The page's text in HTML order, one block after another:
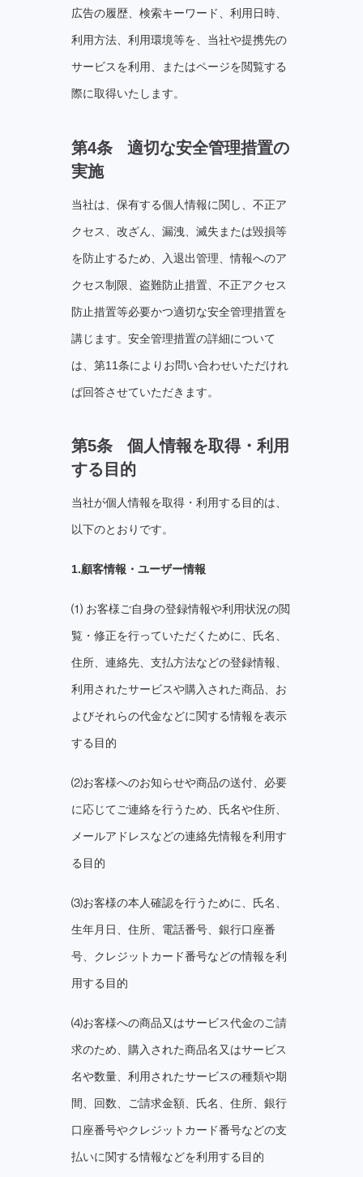
広告の履歴、検索キーワード、利⽤⽇時、
利⽤⽅法、利⽤環境等を、当社や提携先の
サービスを利⽤、またはページを閲覧する
際に取得いたします。
第4条 適切な安全管理措置の
実施
当社は、保有する個人情報に関し、不正ア
クセス、改ざん、漏洩、滅失または毀損等
を防止するため、入退出管理、情報へのア
クセス制限、盗難防止措置、不正アクセス
防止措置等必要かつ適切な安全管理措置を
講じます。安全管理措置の詳細について
は、第11条によりお問い合わせいただけれ
ば回答させていただきます。
第5条 個⼈情報を取得・利⽤
する⽬的
当社が個⼈情報を取得・利⽤する⽬的は、
以下のとおりです。
1.顧客情報・ユーザー情報
⑴ お客様ご⾃⾝の登録情報や利⽤状況の閲
覧・修正を⾏っていただくために、⽒名、
住所、連絡先、⽀払⽅法などの登録情報、
利⽤されたサービスや購⼊された商品、お
よびそれらの代⾦などに関する情報を表⽰
する⽬的
⑵お客様へのお知らせや商品の送付、必要
に応じてご連絡を⾏うため、⽒名や住所、
メールアドレスなどの連絡先情報を利⽤す
る⽬的
⑶お客様の本⼈確認を⾏うために、⽒名、
⽣年⽉⽇、住所、電話番号、銀⾏⼝座番
号、クレジットカード番号などの情報を利
⽤する⽬的
⑷お客様への商品又はサービス代⾦のご請
求のため、購⼊された商品名又はサービス
名や数量、利⽤されたサービスの種類や期
間、回数、ご請求⾦額、⽒名、住所、銀⾏
⼝座番号やクレジットカード番号などの⽀
払いに関する情報などを利⽤する⽬的